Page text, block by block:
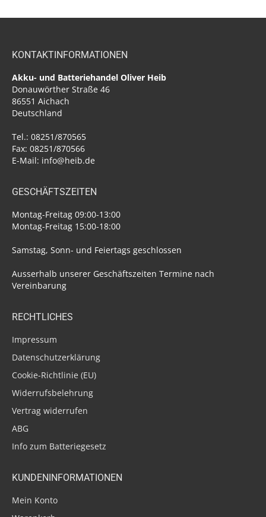
KONTAKTINFORMATIONEN
Akku- und Batteriehandel Oliver Heib
Donauwörther Straße 46
86551 Aichach
Deutschland
Tel.: 08251/870565
Fax: 08251/870566
E-Mail: info@heib.de
GESCHÄFTSZEITEN
Montag-Freitag 09:00-13:00
Montag-Freitag 15:00-18:00
Samstag, Sonn- und Feiertags geschlossen
Ausserhalb unserer Geschäftszeiten Termine nach
Vereinbarung
RECHTLICHES
Impressum
Datenschutzerklärung
Cookie-Richtlinie (EU)
Widerrufsbelehrung
Vertrag widerrufen
ABG
Info zum Batteriegesetz
KUNDENINFORMATIONEN
Mein Konto